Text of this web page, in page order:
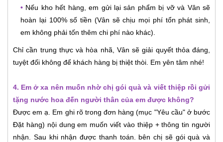
• Nếu kho hết hàng, em gửi lại sản phẩm bị vỡ và Vân sẽ
hoàn lại 100% số tiền (Vân sẽ chịu mọi phí tổn phát sinh,
em không phải tốn thêm chi phí nào khác).
Chỉ cần trung thực và hòa nhã, Vân sẽ giải quyết thỏa đáng,
tuyệt đối không để khách hàng bị thiệt thòi. Em yên tâm nhé!
4. Em ở xa nên muốn nhờ chị gói quà và viết thiệp rồi gửi
tặng nước hoa đến người thân của em được không?
Được em ạ. Em ghi rõ trong đơn hàng (mục "Yêu cầu" ở bước
Đặt hàng) nội dung em muốn viết vào thiệp + thông tin người
nhận. Sau khi nhận được thanh toán. bên chị sẽ gói quà và